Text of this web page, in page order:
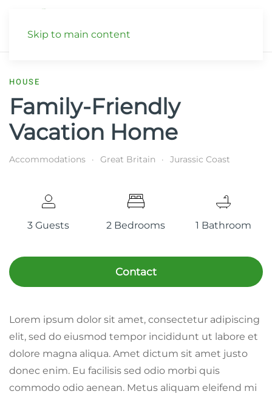
Skip to main content
HOUSE
Family-Friendly
Vacation Home
Accommodations Great Britain Jurassic Coast
3 Guests 2 Bedrooms 1 Bathroom
Contact
Lorem ipsum dolor sit amet, consectetur adipiscing
elit, sed do eiusmod tempor incididunt ut labore et
dolore magna aliqua. Amet dictum sit amet justo
donec enim. Eu facilisis sed odio morbi quis
commodo odio aenean. Metus aliquam eleifend mi